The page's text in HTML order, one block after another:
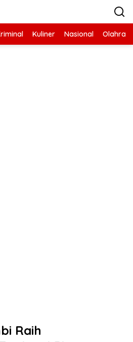
Kuliner Nasional
Raih